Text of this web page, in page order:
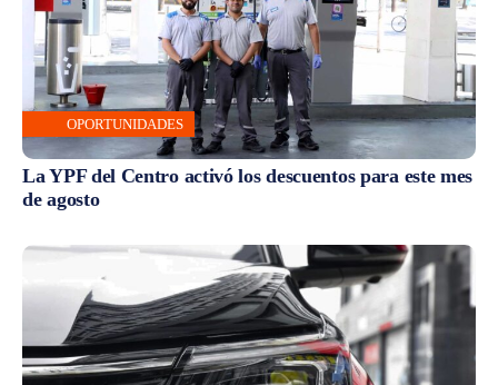
OPORTUNIDADES
La YPF del Centro activó los descuentos para este mes
de agosto